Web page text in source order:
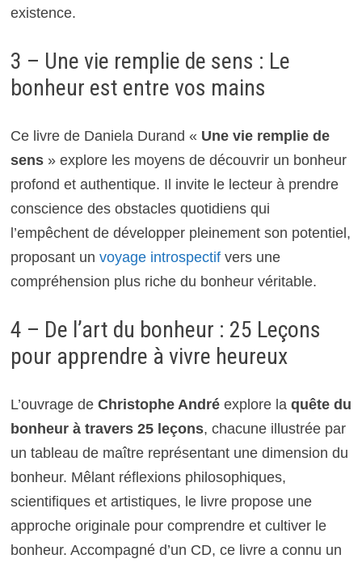
existence.
3 – Une vie remplie de sens : Le
bonheur est entre vos mains
Ce livre de Daniela Durand « Une vie remplie de
sens» explore les moyens de découvrir un bonheur
profond et authentique. Il invite le lecteur à prendre
conscience des obstacles quotidiens qui
l’empêchent de développer pleinement son potentiel,
proposant un voyage introspectifvers une
compréhension plus riche du bonheur véritable.
4 – De l’art du bonheur : 25 Leçons
pour apprendre à vivre heureux
L’ouvrage de Christophe Andréexplore la quête du
bonheur à travers 25 leçons, chacune illustrée par
un tableau de maître représentant une dimension du
bonheur. Mêlant réflexions philosophiques,
scientifiques et artistiques, le livre propose une
approche originale pour comprendre et cultiver le
bonheur. Accompagné d’un CD, ce livre a connu un